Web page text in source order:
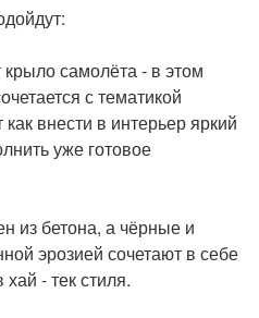
самолёта - в этом
с тематикой
внести в интерьер яркий
уже готовое
из бетона, а чёрные и
эрозией сочетают в себе
- тек стиля.